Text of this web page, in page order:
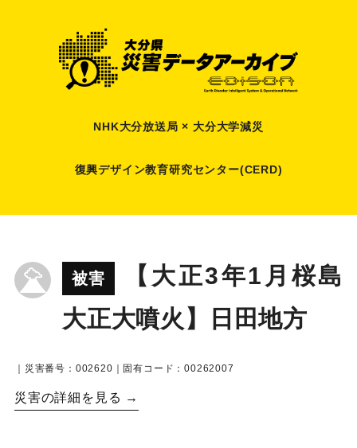
NHK大分放送局 × 大分大学減災
復興デザイン教育研究センター(CERD)
被害
【大正3年1月桜島
大正大噴火】日田地方
｜災害番号：002620｜固有コード：00262007
災害の詳細を見る →